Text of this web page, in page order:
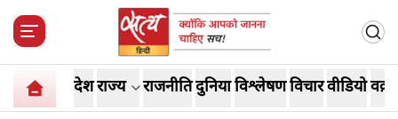
देशराज्य राजनीतिदुनियाविश्लेषणविचारवीडियो